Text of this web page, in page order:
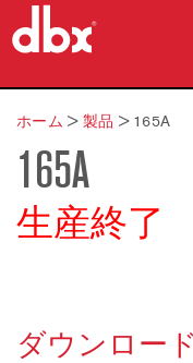
製品
導入事例
購入先
ホーム > 製品 > 165A
165A
生産終了
ダウンロード